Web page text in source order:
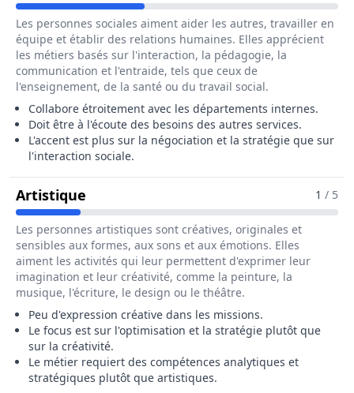
Les personnes sociales aiment aider les autres, travailler en
équipe et établir des relations humaines. Elles apprécient
les métiers basés sur l'interaction, la pédagogie, la
communication et l'entraide, tels que ceux de
l'enseignement, de la santé ou du travail social.
Collabore étroitement avec les départements internes.
Doit être à l'écoute des besoins des autres services.
L'accent est plus sur la négociation et la stratégie que sur
l'interaction sociale.
Artistique Pour Le Métier De Responsable Des
1 / 5
Les personnes artistiques sont créatives, originales et
sensibles aux formes, aux sons et aux émotions. Elles
aiment les activités qui leur permettent d'exprimer leur
imagination et leur créativité, comme la peinture, la
musique, l'écriture, le design ou le théâtre.
Peu d'expression créative dans les missions.
Le focus est sur l'optimisation et la stratégie plutôt que
sur la créativité.
Le métier requiert des compétences analytiques et
stratégiques plutôt que artistiques.